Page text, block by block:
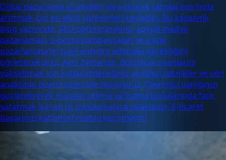
Dijital pazarlama stratejileri ile e-ticaret satışlarınızı hızla
artırmak için en etkili yöntemleri keşfedin. Bu kapsamlı
blog yazısında, SEO optimizasyonu, sosyal medya
pazarlaması, e-posta kampanyaları ve içerik
pazarlamasının nasıl entegre edilmesi gerektiğini
öğreneceksiniz. Aynı zamanda, dönüşüm oranlarını
yükseltmek için kullanabileceğiniz yenilikçi teknikler ve veri
analizinin önemi üzerinde duruyoruz. Çevrimiçi varlığınızı
güçlendirerek müşteri çekme ve tutma konularında fark
yaratmak için en iyi uygulamalara odaklanın. E-ticaret
başarınızı katlama fırsatını kaçırmayın!